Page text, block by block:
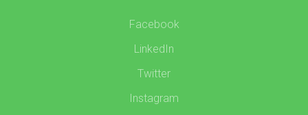
Facebook
LinkedIn
Twitter
Instagram